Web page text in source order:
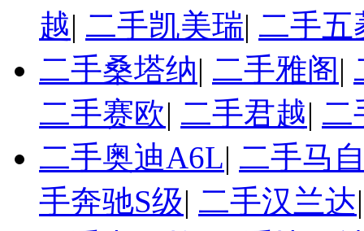
越| 二手凯美瑞| 二手五
二手桑塔纳| 二手雅阁|
二手赛欧| 二手君越| 二
二手奥迪A6L| 二手马
手奔驰S级| 二手汉兰达